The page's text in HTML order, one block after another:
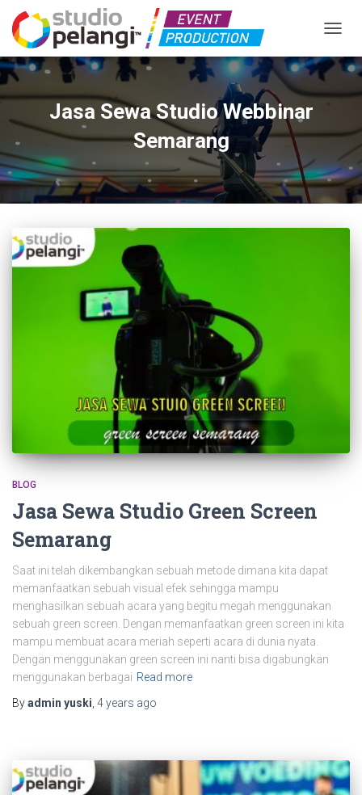
Jasa Sewa Studio Webbinar
Semarang
BLOG
Jasa Sewa Studio Green Screen
Semarang
Saat ini telah dikembangkan sebuah metode dimana kita dapat
memanfaatkan sebuah visual efek sehingga mampu
menghasilkan sebuah acara yang begitu megah menggunakan
sebuah green screen. Dengan memanfaatkan green screen ini kita
mampu membuat acara meriah seperti acara di dunia nyata.
Dengan menggunakan green screen ini nanti bisa digabungkan
menggunakan berbagai Read more
Byadmin yuski 4 years ago